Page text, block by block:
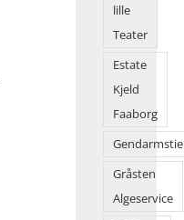
lille
Teater
Estate
Kjeld
Faaborg
Gråsten
Algeservice